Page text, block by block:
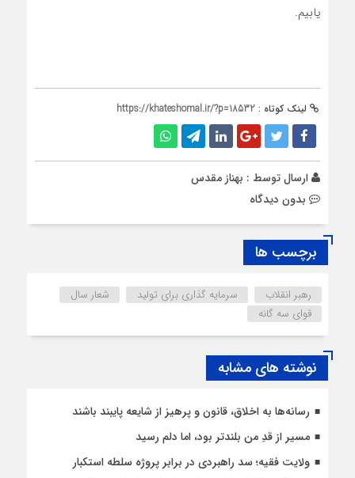
یابیم.
لینک کوتاه : https://khateshomal.ir/?p=18532
ارسال توسط : بهناز مقدس
بدون دیدگاه
برچسب ها
رهبر انقلاب سرمایه گذاری برای تولید
شعار سال
قوای سه گانه
نوشته های مشابه
رسانه‌ها به اخلاق، قانون و پرهیز از شایعه پایبند باشند
مسیر از قدِ من بلندتر بود، اما دلم رسید
ولایت فقیه؛ سد راهبردی در برابر پروژه سلطه استکبار